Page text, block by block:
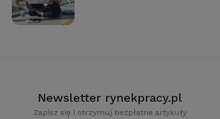
Newsletter rynekpracy.pl
Zapisz się i otrzymuj bezpłatne artykuły